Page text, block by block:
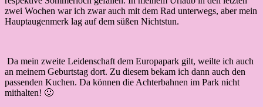
zwei Wochen war ich zwar auch mit dem Rad unterwegs, aber mein
Hauptaugenmerk lag auf dem süßen Nichtstun.
Da mein zweite Leidenschaft dem Europapark gilt, weilte ich auch
an meinem Geburtstag dort. Zu diesem bekam ich dann auch den
passenden Kuchen. Da können die Achterbahnen im Park nicht
mithalten! 🙂